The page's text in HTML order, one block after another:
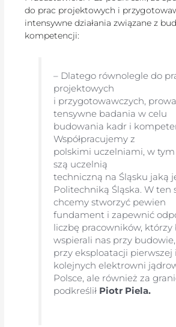
do prac projektowych i
intensywne działania związane z
kompetencji:
– Dlatego równolegle do
projektowych
i przygotowawczych,
tensywne badania w celu
budowania kadr i
Współpracujemy z
polskimi uczelniami, w
szą uczelnią
techniczną na Śląsku jaką
Politechniką Śląska. W ten
chcemy stworzyć pewien
fundament i zapewnić
liczbę pracowników, którzy
wspierali nas przy
przy eksploatacji pierwszej i
kolejnych elektrowni
Polsce, ale również za
podkreślił Piotr Piela.